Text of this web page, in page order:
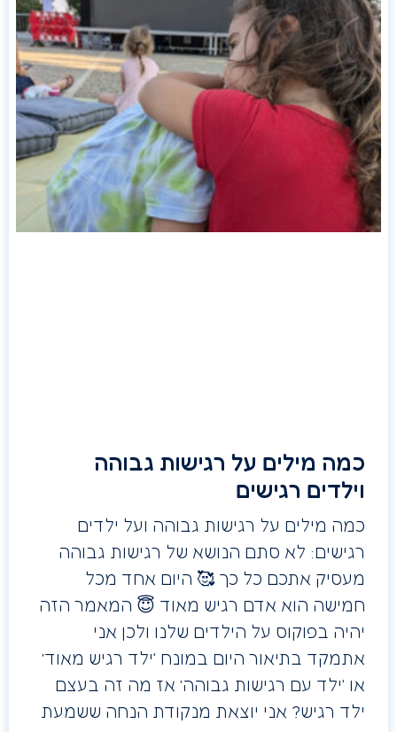
כמה מילים על רגישות גבוהה
וילדים רגישים
כמה מילים על רגישות גבוהה ועל ילדים
רגישים: לא סתם הנושא של רגישות גבוהה
מעסיק אתכם כל כך 🥰 היום אחד מכל
חמישה הוא אדם רגיש מאוד 😇 המאמר הזה
יהיה בפוקוס על הילדים שלנו ולכן אני
אתמקד בתיאור היום במונח ‘ילד רגיש מאוד’
או ‘ילד עם רגישות גבוהה’ אז מה זה בעצם
ילד רגיש? אני יוצאת מנקודת הנחה ששמעת